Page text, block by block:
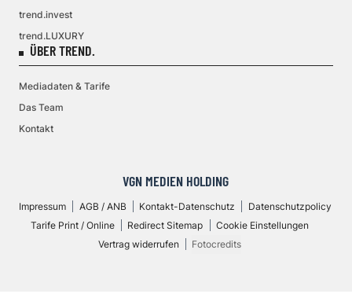
trend.invest
trend.LUXURY
ÜBER TREND.
Mediadaten & Tarife
Das Team
Kontakt
VGN MEDIEN HOLDING
Impressum AGB / ANB Kontakt-Datenschutz
Datenschutzpolicy
Tarife Print / Online
Redirect Sitemap
Cookie Einstellungen
Vertrag widerrufen
Fotocredits